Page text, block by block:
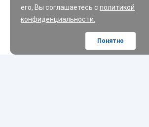
его, Вы соглашаетесь с политикой
конфиденциальности.
Понятно